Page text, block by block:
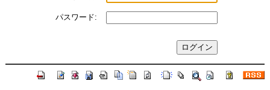
パスワード: